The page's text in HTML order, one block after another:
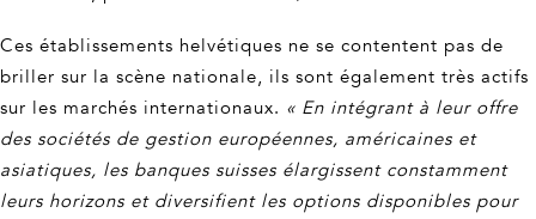
Ces établissements helvétiques ne se contentent pas de
briller sur la scène nationale, ils sont également très actifs
sur les marchés internationaux. « En intégrant à leur offre
des sociétés de gestion européennes, américaines et
asiatiques, les banques suisses élargissent constamment
leurs horizons et diversifient les options disponibles pour